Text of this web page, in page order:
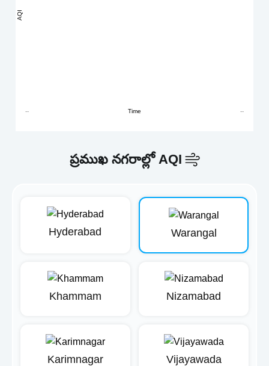
AQI
-- Time --
ప్రముఖ నగరాల్లో AQI
Hyderabad Warangal
Khammam Nizamabad
Karimnagar Vijayawada